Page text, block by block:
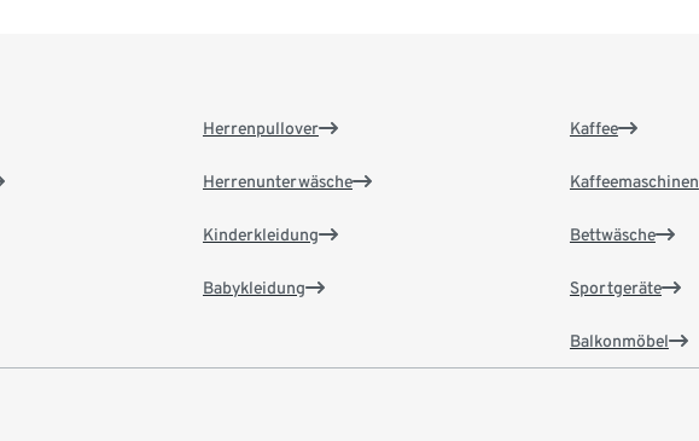
Herrenpullover
Herrenunterwäsche
Kinderkleidung
Babykleidung
Kaffee
Kaffeemaschinen
Bettwäsche
Sportgeräte
Balkonmöbel